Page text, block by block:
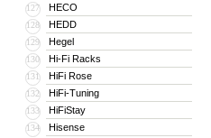
127 HECO
128 HEDD
129 Hegel
130 Hi-Fi Racks
131 HiFi Rose
132 HiFi-Tuning
133 HiFiStay
134 Hisense